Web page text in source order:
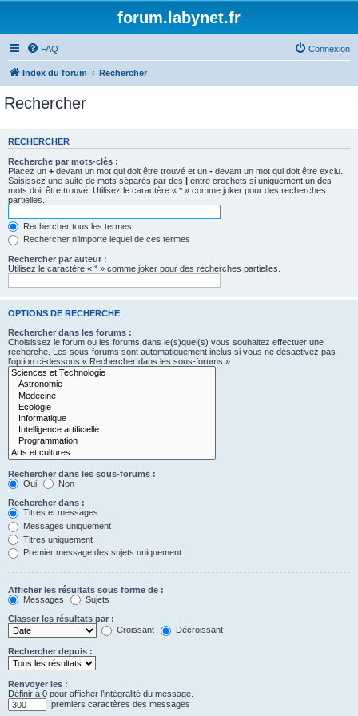
forum.labynet.fr
FAQ Connexion
Index du forum Rechercher
Rechercher
RECHERCHER
Recherche par mots-clés :
Placez un + devant un mot qui doit être trouvé et un - devant un mot qui doit être exclu.
Saisissez une suite de mots séparés par des | entre crochets si uniquement un des
mots doit être trouvé. Utilisez le caractère « * » comme joker pour des recherches
partielles.
Rechercher tous les termes
Rechercher n’importe lequel de ces termes
Rechercher par auteur :
Utilisez le caractère « * » comme joker pour des recherches partielles.
OPTIONS DE RECHERCHE
Rechercher dans les forums :
Choisissez le forum ou les forums dans le(s)quel(s) vous souhaitez effectuer une
recherche. Les sous-forums sont automatiquement inclus si vous ne désactivez pas
l’option ci-dessous « Rechercher dans les sous-forums ».
Rechercher dans les sous-forums :
Oui
Non
Rechercher dans :
Titres et messages
Messages uniquement
Titres uniquement
Premier message des sujets uniquement
Afficher les résultats sous forme de :
Messages
Sujets
Classer les résultats par :
Croissant
Décroissant
Rechercher depuis :
Renvoyer les :
Définir à 0 pour afficher l’intégralité du message.
premiers caractères des messages